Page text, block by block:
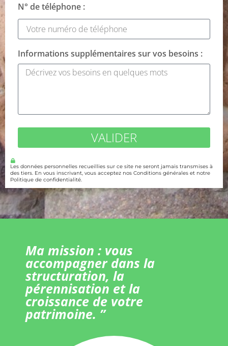
N° de téléphone :
Informations supplémentaires sur vos besoins :
VALIDER
Les données personnelles recueillies sur ce site ne seront jamais transmises à
des tiers. En vous inscrivant, vous acceptez nos Conditions générales et notre
Politique de confidentialité.
Ma mission : vous
accompagner dans la
structuration, la
pérennisation et la
croissance de votre
patrimoine. ”